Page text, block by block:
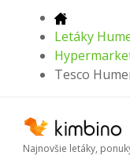
Letáky
Tesco
Najnovšie letáky,